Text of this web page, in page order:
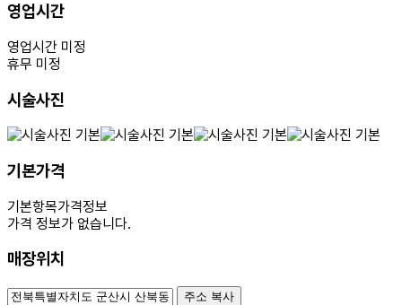
영업시간
영업시간 미정
휴무 미정
시술사진
기본가격
기본항목가격정보
가격 정보가 없습니다.
매장위치
주소 복사